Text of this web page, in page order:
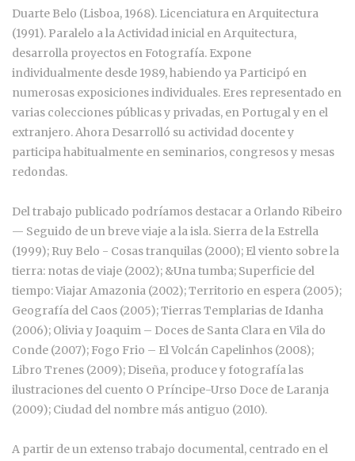
Duarte Belo (Lisboa, 1968). Licenciatura en Arquitectura
(1991). Paralelo a la Actividad inicial en Arquitectura,
desarrolla proyectos en Fotografía. Expone
individualmente desde 1989, habiendo ya Participó en
numerosas exposiciones individuales. Eres representado en
varias colecciones públicas y privadas, en Portugal y en el
extranjero. Ahora Desarrolló su actividad docente y
participa habitualmente en seminarios, congresos y mesas
redondas.
Del trabajo publicado podríamos destacar a Orlando Ribeiro
— Seguido de un breve viaje a la isla. Sierra de la Estrella
(1999); Ruy Belo - Cosas tranquilas (2000); El viento sobre la
tierra: notas de viaje (2002); &Una tumba; Superficie del
tiempo: Viajar Amazonia (2002); Territorio en espera (2005);
Geografía del Caos (2005); Tierras Templarias de Idanha
(2006); Olivia y Joaquim – Doces de Santa Clara en Vila do
Conde (2007); Fogo Frio – El Volcán Capelinhos (2008);
Libro Trenes (2009); Diseña, produce y fotografía las
ilustraciones del cuento O Príncipe-Urso Doce de Laranja
(2009); Ciudad del nombre más antiguo (2010).
A partir de un extenso trabajo documental, centrado en el